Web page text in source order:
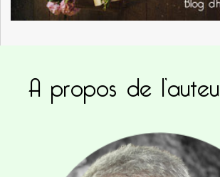
A propos de